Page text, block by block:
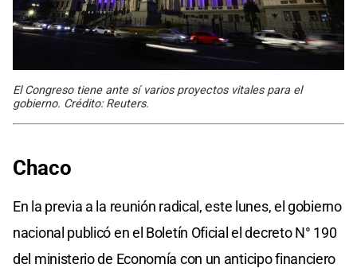
El Congreso tiene ante sí varios proyectos vitales para el
gobierno. Crédito: Reuters.
Chaco
En la previa a la reunión radical, este lunes, el gobierno
nacional publicó en el Boletín Oficial el decreto N° 190
del ministerio de Economía con un anticipo financiero